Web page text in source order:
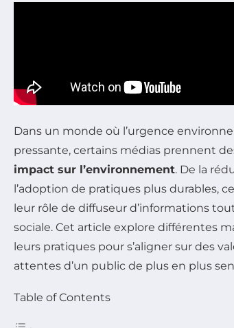
Dans un monde où l’urgence
pressante, certains médias prennent
impact sur l’environnement. De la
l’adoption de pratiques plus durables,
leur rôle de diffuseur d’informations
sociale. Cet article explore différentes
leurs pratiques pour s’aligner sur des
attentes d’un public de plus en plus
Table of Contents